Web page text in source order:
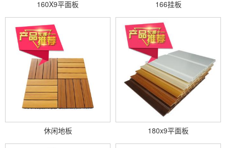
160X9平面板 166挂板
休闲地板 180x9平面板